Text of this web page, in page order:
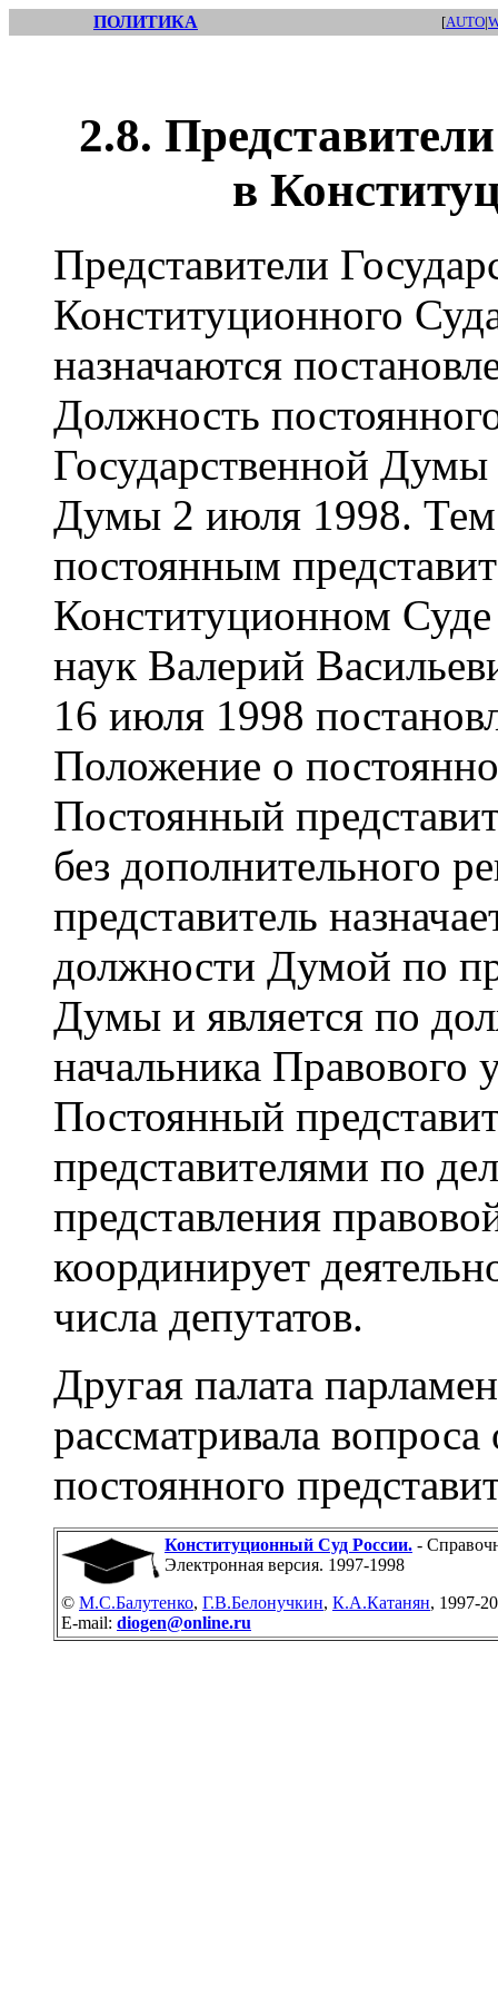
ПОЛИТИКА [AUTO|
2.8.
в
Представители
Конституционного
назначаются
Должность
Государственной
Думы 2 июля 1998. Тем
постоянным
Конституционном
наук Валерий
16 июля 1998
Положение о
Постоянный
без дополнительного
представитель
должности Думой по
Думы и является по
начальника
Постоянный
представителями по
представления
координирует
числа депутатов.
Другая палата
рассматривала
постоянного
Конституционный Суд России. -
Электронная версия. 1997-1998
© М.С.Балутенко, Г.В.Белонучкин, К.А.Катанян, 1997-
E-mail: diogen@online.ru